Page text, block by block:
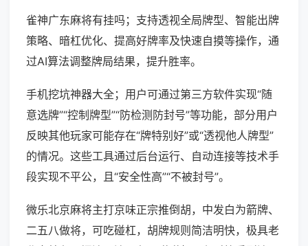
雀神广东麻将有挂吗；支持透视全局牌型、智能出牌
策略、暗杠优化、提高好牌率及快速自摸等操作，通
过AI算法调整牌局结果，提升胜率。
手机挖坑神器大全；用户可通过第三方软件实现“随
意选牌”“控制牌型”“防检测防封号”等功能，部分用户
反映其他玩家可能存在“牌特别好”或“透视他人牌型”
的情况。这些工具通过后台运行、自动连接等技术手
段实现不平公，且“安全性高”“不被封号”。
微乐北京麻将主打京味正宗推倒胡，中发白为箭牌、
二五八做将，可吃碰杠，胡牌规则简洁明快，极具老